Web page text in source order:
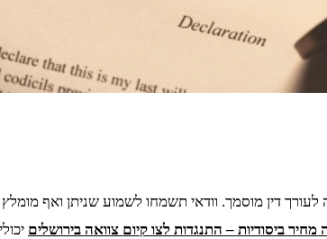
דין מוסמך. וודאי תשמחו לשמוע שניתן ואף
מחיר ביסודיות – התנגדות לצו קיום צוואה בירושלים